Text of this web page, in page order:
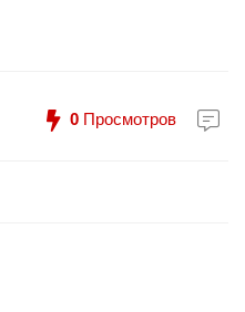
0 Просмотров